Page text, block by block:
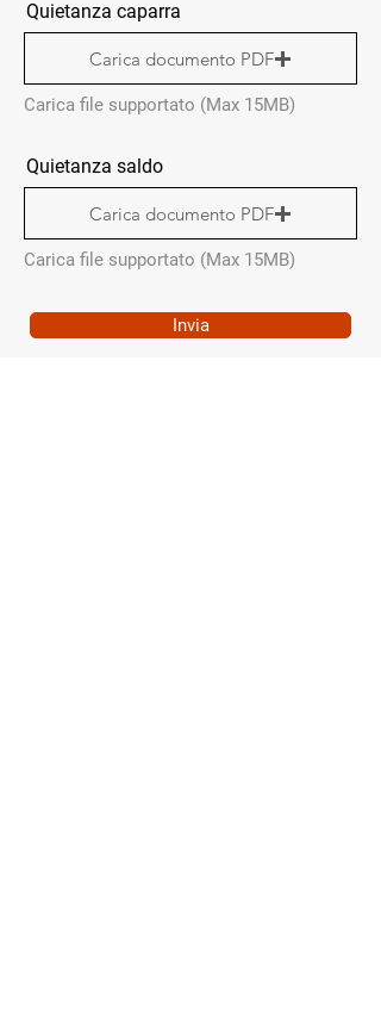
Quietanza caparra
Carica documento PDF
Carica file supportato (Max 15MB)
Quietanza saldo
Carica documento PDF
Carica file supportato (Max 15MB)
Invia